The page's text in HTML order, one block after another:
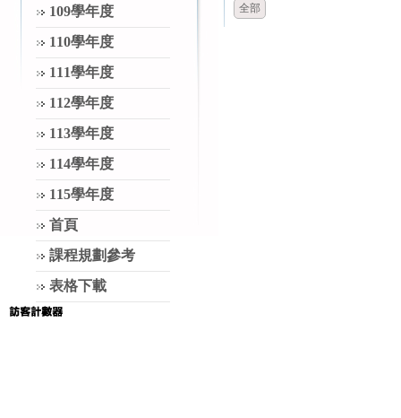
109學年度
110學年度
111學年度
112學年度
113學年度
114學年度
115學年度
首頁
課程規劃參考
表格下載
全部